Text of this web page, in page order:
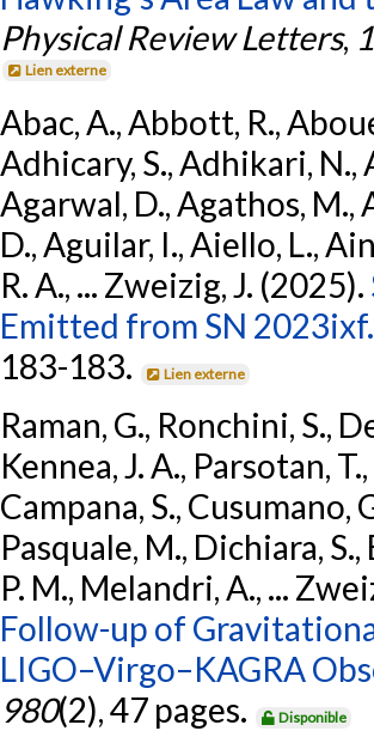
Physical Review Letters,
Lien externe
Abac, A., Abbott, R.,
Adhicary, S., Adhikari, N.,
Agarwal, D., Agathos, M.,
D., Aguilar, I., Aiello, L.,
R. A., ... Zweizig, J. (2025).
Emitted from SN 2023ixf.
183-183.
Lien externe
Raman, G., Ronchini, S.,
Kennea, J. A., Parsotan,
Campana, S., Cusumano,
Pasquale, M., Dichiara,
P. M., Melandri, A., ...
Follow-up of
LIGO–Virgo–KAGRA
980(2), 47 pages. Disponible